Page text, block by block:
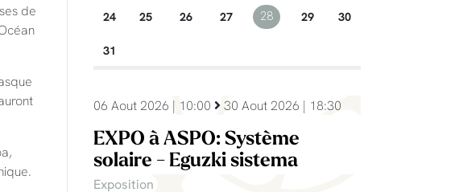
de
24 25 26 27 28 29 30
31
06 Aout 2026 | 10:00 30 Aout 2026 | 18:30
EXPO à ASPO: Système
solaire - Eguzki sistema
Exposition